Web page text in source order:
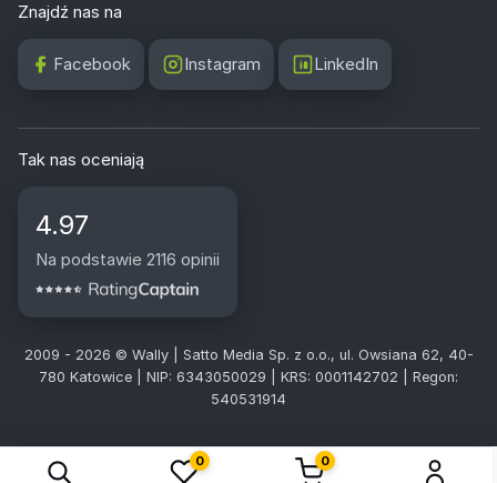
Znajdź nas na
Facebook Instagram LinkedIn
Tak nas oceniają
4.97
Na podstawie 2116 opinii
2009 - 2026 © Wally | Satto Media Sp. z o.o., ul. Owsiana 62, 40-
780 Katowice | NIP: 6343050029 | KRS: 0001142702 | Regon:
540531914
0 0
Kreator doboru tablic